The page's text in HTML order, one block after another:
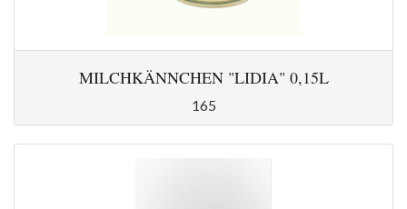
MILCHKÄNNCHEN "LIDIA" 0,15L
165